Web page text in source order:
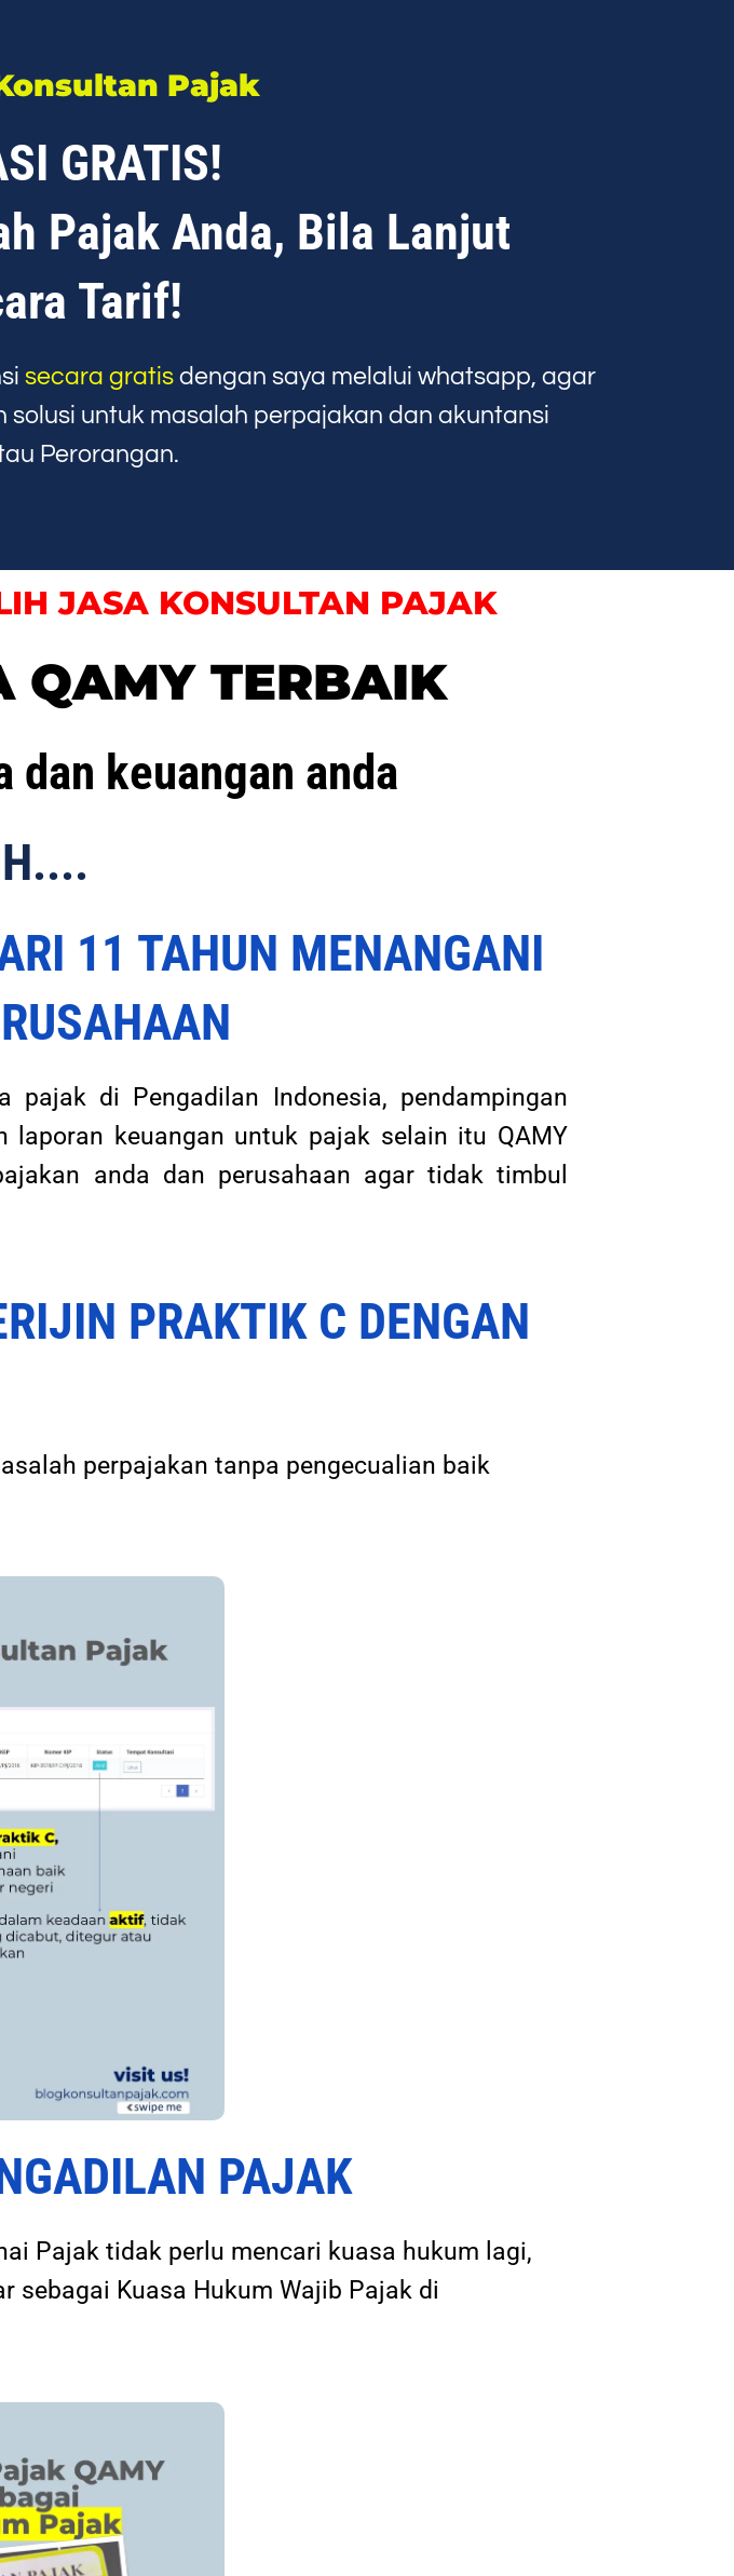
Pajak
GRATIS!
Pajak Anda, Bila Lanjut
Tarif!
secara gratis dengan saya melalui whatsapp, agar
untuk masalah perpajakan dan akuntansi
Perorangan.
JASA KONSULTAN PAJAK
QAMY TERBAIK
dan keuangan anda
11 TAHUN MENANGANI
di Pengadilan Indonesia, pendampingan
laporan keuangan untuk pajak selain itu QAMY
anda dan perusahaan agar tidak timbul
PRAKTIK C DENGAN
perpajakan tanpa pengecualian baik
PAJAK
Pajak tidak perlu mencari kuasa hukum lagi,
sebagai Kuasa Hukum Wajib Pajak di